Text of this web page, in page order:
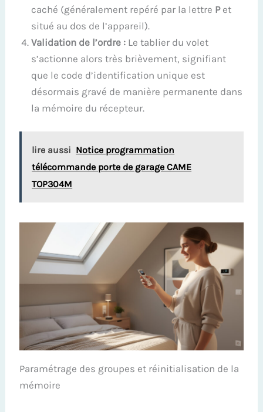
caché (généralement repéré par la lettre Pet
situé au dos de l’appareil).
Validation de l’ordre : Le tablier du volet
s’actionne alors très brièvement, signifiant
que le code d’identification unique est
désormais gravé de manière permanente dans
la mémoire du récepteur.
lire aussi Notice programmation
télécommande porte de garage CAME
TOP304M
Paramétrage des groupes et réinitialisation de la
mémoire